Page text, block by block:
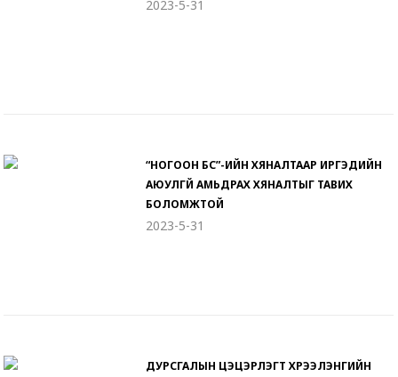
2023-5-31
“НОГООН БҮС”-ИЙН ХЯНАЛТААР ИРГЭДИЙН
АЮУЛГҮЙ АМЬДРАХ ХЯНАЛТЫГ ТАВИХ
БОЛОМЖТОЙ
2023-5-31
ДУРСГАЛЫН ЦЭЦЭРЛЭГТ ХҮРЭЭЛЭНГИЙН